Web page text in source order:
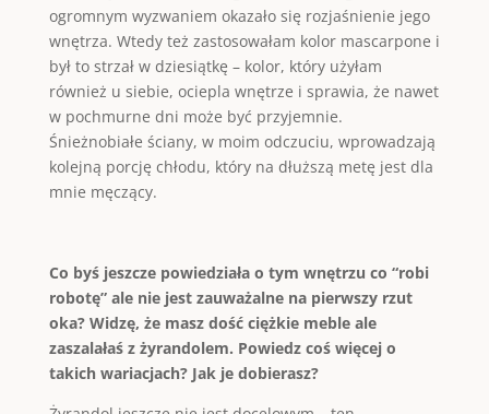
ogromnym wyzwaniem okazało się rozjaśnienie jego
wnętrza. Wtedy też zastosowałam kolor mascarpone i
był to strzał w dziesiątkę – kolor, który użyłam
również u siebie, ociepla wnętrze i sprawia, że nawet
w pochmurne dni może być przyjemnie.
Śnieżnobiałe ściany, w moim odczuciu, wprowadzają
kolejną porcję chłodu, który na dłuższą metę jest dla
mnie męczący.
Co byś jeszcze powiedziała o tym wnętrzu co “robi
robotę” ale nie jest zauważalne na pierwszy rzut
oka? Widzę, że masz dość ciężkie meble ale
zaszalałaś z żyrandolem. Powiedz coś więcej o
takich wariacjach? Jak je dobierasz?